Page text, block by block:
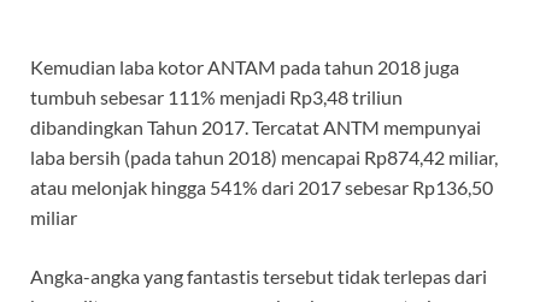
Kemudian laba kotor ANTAM pada tahun 2018 juga
tumbuh sebesar 111% menjadi Rp3,48 triliun
dibandingkan Tahun 2017. Tercatat ANTM mempunyai
laba bersih (pada tahun 2018) mencapai Rp874,42 miliar,
atau melonjak hingga 541% dari 2017 sebesar Rp136,50
miliar
Angka-angka yang fantastis tersebut tidak terlepas dari